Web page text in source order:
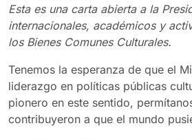
Esta es una carta abierta a la
internacionales, académicos y
los Bienes Comunes Culturales.
Tenemos la esperanza de que el
liderazgo en políticas públicas
pionero en este sentido,
contribuyeron a que el mundo